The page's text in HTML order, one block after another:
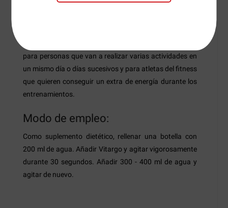
para personas que van a realizar varias actividades en
un mismo día o días sucesivos y para atletas del fitness
que quieren conseguir un extra de energía durante los
entrenamientos.
Modo de empleo:
Como suplemento dietético, rellenar una botella con
200 ml de agua. Añadir Vitargo y agitar vigorosamente
durante 30 segundos. Añadir 300 - 400 ml de agua y
agitar de nuevo.